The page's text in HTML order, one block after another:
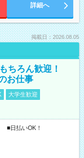
詳細へ
掲載日：2026.08.05
ちろん歓迎！
お仕事
大学生歓迎
■日払いOK！